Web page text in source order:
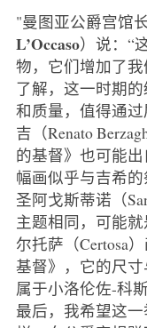
"曼图亚公爵宫馆
L’Occaso）说：“
物，它们增加了
了解，这一时期
和质量，值得通
吉（Renato
的基督》也可能
幅画似乎与吉希
圣阿戈斯蒂诺（
主题相同，可能
尔托萨（Certosa
基督》，它的尺
属于小洛伦佐-科
最后，我希望这